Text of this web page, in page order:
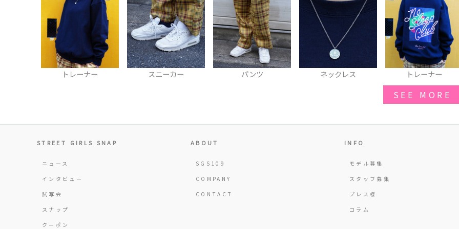
トレーナー スニーカー パンツ ネックレス トレーナー
SEE MORE
STREET GIRLS SNAP
ニュース
インタビュー
試写会
スナップ
クーポン
ABOUT
SGS109
COMPANY
CONTACT
INFO
モデル募集
スタッフ募集
プレス様
コラム